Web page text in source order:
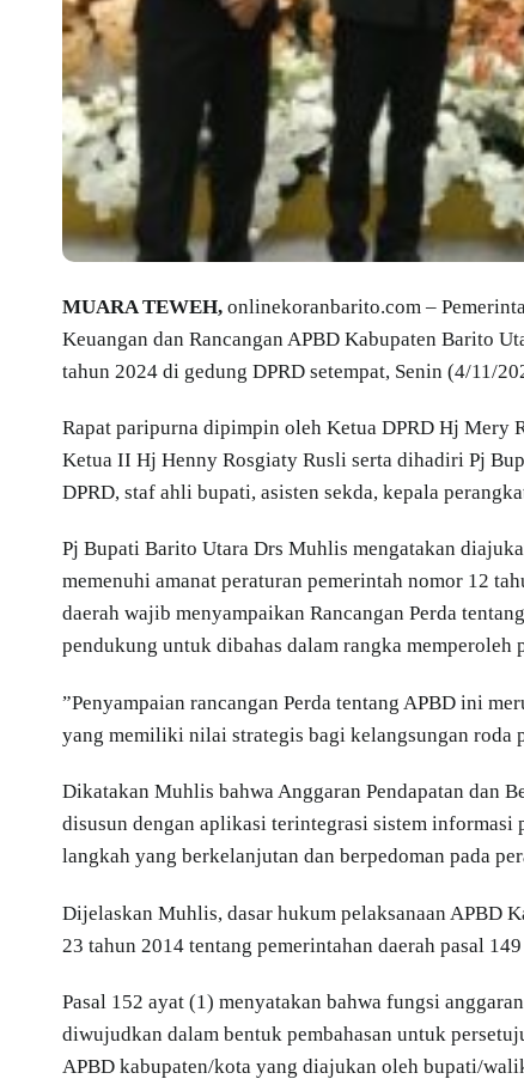
MUARA TEWEH, onlinekoranbarito.com –
Keuangan dan Rancangan APBD Kabupaten Barito
tahun 2024 di gedung DPRD setempat, Senin (4/11/
Rapat paripurna dipimpin oleh Ketua DPRD Hj
Ketua II Hj Henny Rosgiaty Rusli serta dihadiri Pj
DPRD, staf ahli bupati, asisten sekda, kepala
Pj Bupati Barito Utara Drs Muhlis mengatakan
memenuhi amanat peraturan pemerintah nomor 12
daerah wajib menyampaikan Rancangan Perda
pendukung untuk dibahas dalam rangka memperoleh
”Penyampaian rancangan Perda tentang APBD ini
yang memiliki nilai strategis bagi kelangsungan roda
Dikatakan Muhlis bahwa Anggaran Pendapatan dan
disusun dengan aplikasi terintegrasi sistem informasi
langkah yang berkelanjutan dan berpedoman pada
Dijelaskan Muhlis, dasar hukum pelaksanaan APBD
23 tahun 2014 tentang pemerintahan daerah pasal
Pasal 152 ayat (1) menyatakan bahwa fungsi
diwujudkan dalam bentuk pembahasan untuk
APBD kabupaten/kota yang diajukan oleh bupati/